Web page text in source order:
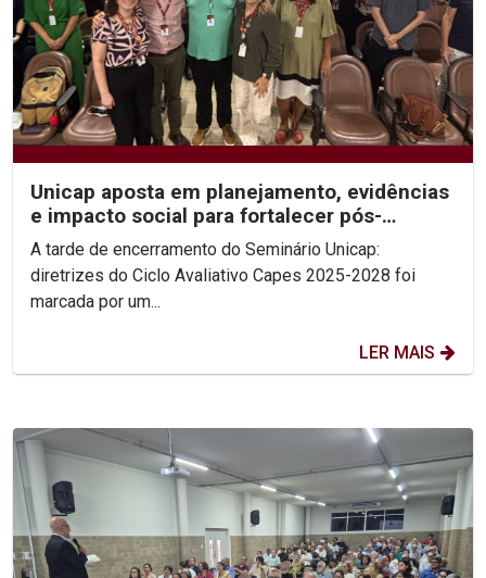
Unicap aposta em planejamento, evidências
e impacto social para fortalecer pós-
graduação
A tarde de encerramento do Seminário Unicap:
diretrizes do Ciclo Avaliativo Capes 2025-2028 foi
marcada por um...
LER MAIS